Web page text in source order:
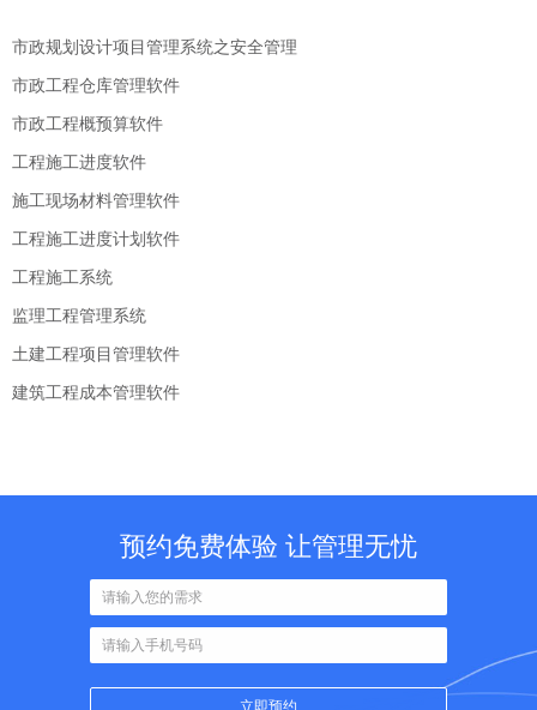
市政规划设计项目管理系统之安全管理
市政工程仓库管理软件
市政工程概预算软件
工程施工进度软件
施工现场材料管理软件
工程施工进度计划软件
工程施工系统
监理工程管理系统
土建工程项目管理软件
建筑工程成本管理软件
预约免费体验 让管理无忧